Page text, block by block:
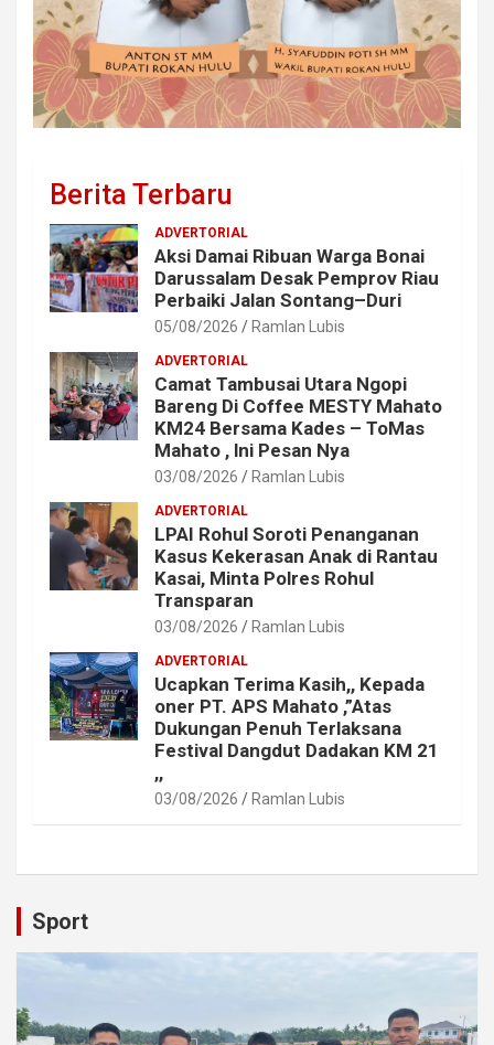
Berita Terbaru
ADVERTORIAL
Aksi Damai Ribuan Warga Bonai
Darussalam Desak Pemprov Riau
Perbaiki Jalan Sontang–Duri
05/08/2026 Ramlan Lubis
ADVERTORIAL
Camat Tambusai Utara Ngopi
Bareng Di Coffee MESTY Mahato
KM24 Bersama Kades – ToMas
Mahato , lni Pesan Nya
03/08/2026 Ramlan Lubis
ADVERTORIAL
LPAI Rohul Soroti Penanganan
Kasus Kekerasan Anak di Rantau
Kasai, Minta Polres Rohul
Transparan
03/08/2026 Ramlan Lubis
ADVERTORIAL
Ucapkan Terima Kasih,, Kepada
oner PT. APS Mahato ,”Atas
Dukungan Penuh Terlaksana
Festival Dangdut Dadakan KM 21
,,
03/08/2026 Ramlan Lubis
Sport